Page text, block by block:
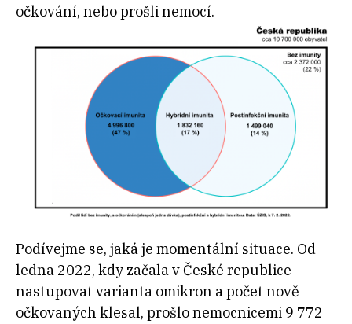
očkování, nebo prošli nemocí.
Podívejme se, jaká je momentální situace. Od
ledna 2022, kdy začala v České republice
nastupovat varianta omikron a počet nově
očkovaných klesal, prošlo nemocnicemi 9 772